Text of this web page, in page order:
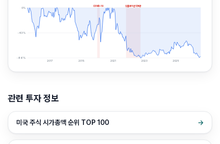
COVID-19 인플레이션 약세장
0%
-43%
-86%
2017 2019 2021 2023 2025
관련 투자 정보
미국 주식 시가총액 순위 TOP 100 →